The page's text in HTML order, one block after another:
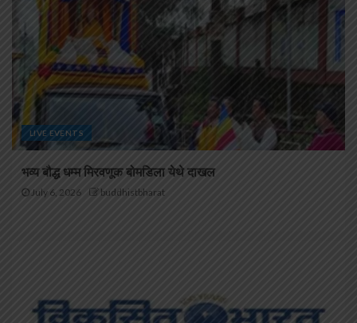
LIVE EVENTS
भव्य बौद्ध धम्म मिरवणूक बोमडिला येथे दाखल
July 6, 2026 buddhistbharat